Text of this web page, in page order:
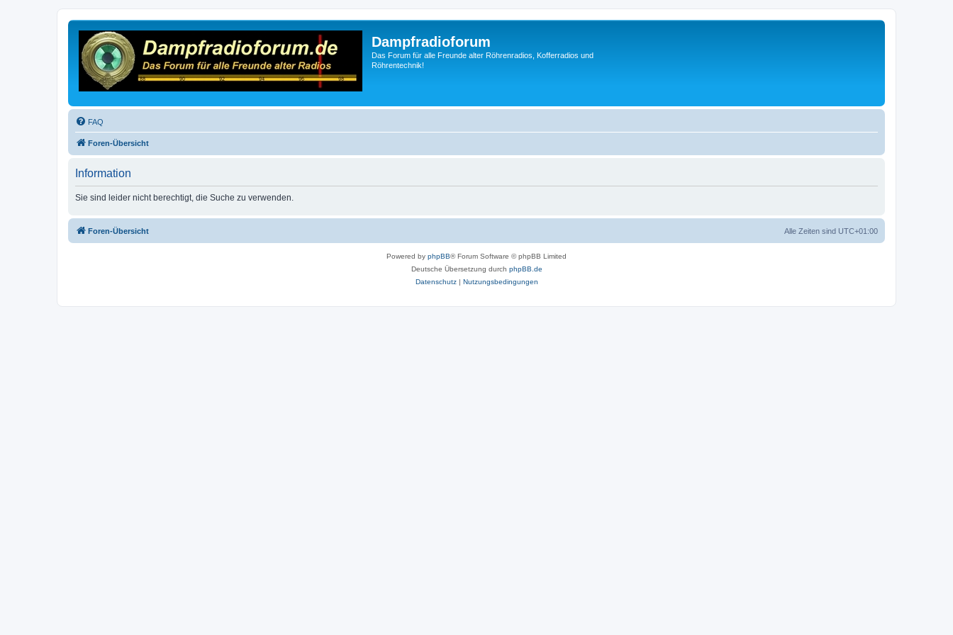
Dampfradioforum
Das Forum für alle Freunde alter Röhrenradios, Kofferradios und
Röhrentechnik!
FAQ
Foren-Übersicht
Information
Sie sind leider nicht berechtigt, die Suche zu verwenden.
Foren-Übersicht Alle Zeiten sind UTC+01:00
Powered by phpBB® Forum Software © phpBB Limited
Deutsche Übersetzung durch phpBB.de
Datenschutz| Nutzungsbedingungen